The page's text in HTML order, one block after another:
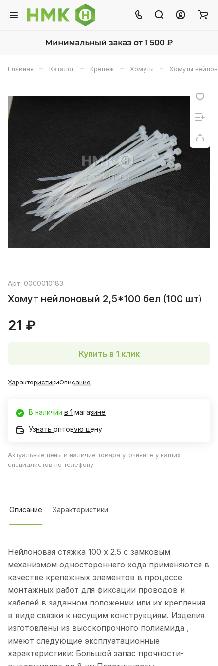
Главная – Каталог – Крепёж – Хомуты – Хомуты
Арт. 0000010183
Хомут нейлоновый 2,5*100 бел (100 шт)
21 ₽
Купить в 1 клик
ХарактеристикиОписание
В наличии в 1 магазине
Узнать оптовую цену
Актуальные цены и наличие товара уточняйте у наших
специалистов по телефону.
Описание Характеристики
Нейлоновая стяжка 100 х 2.5 с замковым
механизмом одностороннего хода применяются в
качестве крепежных элементов в процессе
монтажных работ для фиксации проводов и
кабелей в заданном положении или их крепления
в виде связки к несущим конструкциям. Изделия
изготовлены из высокопрочного полиамида ,
имеют следующие эксплуатационные
характеристики: Большой запас прочности-